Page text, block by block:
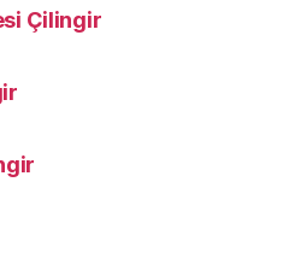
Çilingir